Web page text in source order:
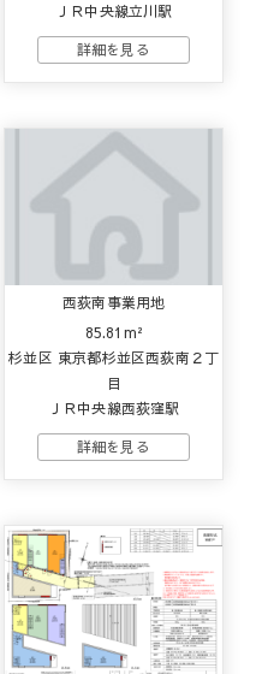
ＪＲ中央線立川駅
西荻南事業用地
85.81m²
杉並区 東京都杉並区西荻南２丁
目
ＪＲ中央線西荻窪駅